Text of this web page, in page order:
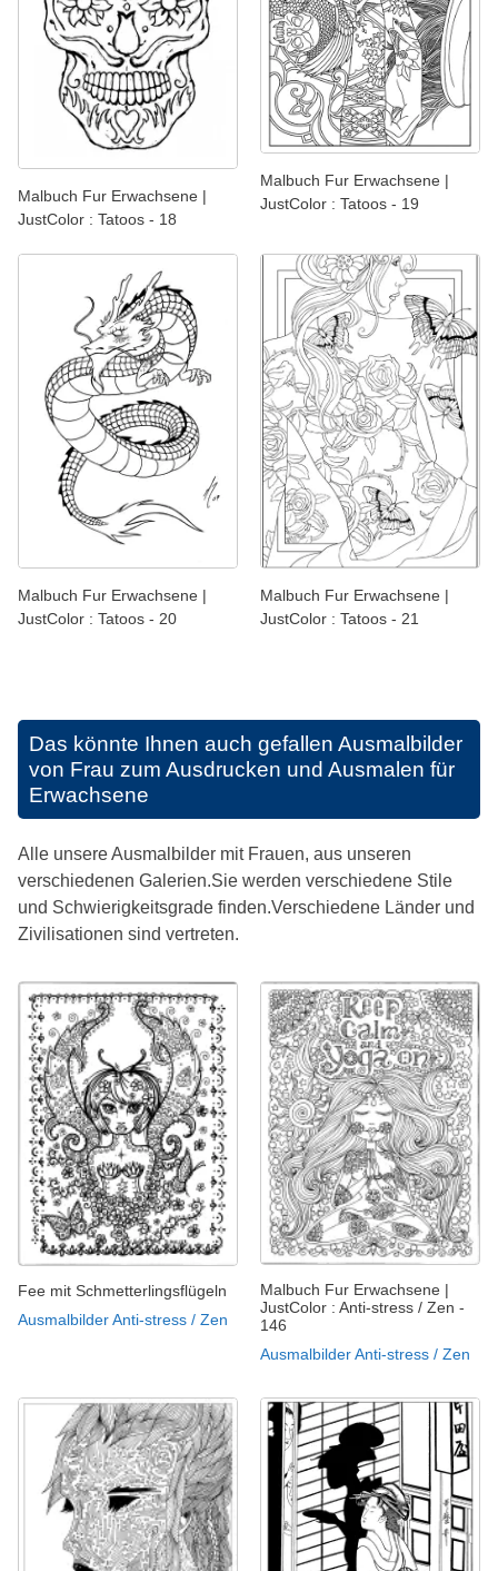
Malbuch Fur Erwachsene |
JustColor : Tatoos - 18
Malbuch Fur Erwachsene |
JustColor : Tatoos - 19
Malbuch Fur Erwachsene |
JustColor : Tatoos - 20
Malbuch Fur Erwachsene |
JustColor : Tatoos - 21
Das könnte Ihnen auch gefallen Ausmalbilder
von Frau zum Ausdrucken und Ausmalen für
Erwachsene
Alle unsere Ausmalbilder mit Frauen, aus unseren
verschiedenen Galerien.Sie werden verschiedene Stile
und Schwierigkeitsgrade finden.Verschiedene Länder und
Zivilisationen sind vertreten.
Fee mit Schmetterlingsflügeln
Ausmalbilder Anti-stress / Zen
Malbuch Fur Erwachsene |
JustColor : Anti-stress / Zen -
146
Ausmalbilder Anti-stress / Zen